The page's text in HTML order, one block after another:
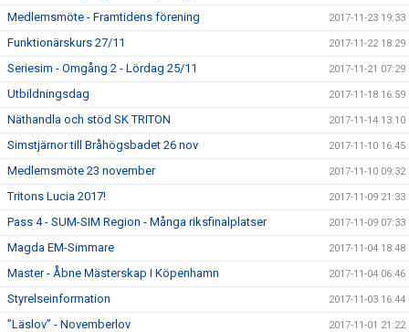
Medlemsmöte - Framtidens förening 2017-11-23 19:33
Funktionärskurs 27/11 2017-11-22 18:29
Seriesim - Omgång 2 - Lördag 25/11 2017-11-21 07:29
Utbildningsdag 2017-11-18 16:59
Näthandla och stöd SK TRITON 2017-11-14 13:10
Simstjärnor till Bråhögsbadet 26 nov 2017-11-10 16:45
Medlemsmöte 23 november 2017-11-10 09:32
Tritons Lucia 2017! 2017-11-09 21:33
Pass 4 - SUM-SIM Region - Många riksfinalplatser 2017-11-09 07:33
Magda EM-Simmare 2017-11-04 18:48
Master - Åbne Mästerskap I Köpenhamn 2017-11-04 06:46
Styrelseinformation 2017-11-03 16:44
”Läslov” - Novemberlov 2017-11-01 21:22